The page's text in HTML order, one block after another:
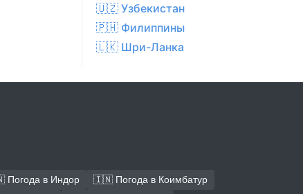
🇺🇿 Узбекистан
🇵🇭 Филиппины
🇱🇰 Шри-Ланка
в Индор
🇮🇳 Погода в Коимбатур